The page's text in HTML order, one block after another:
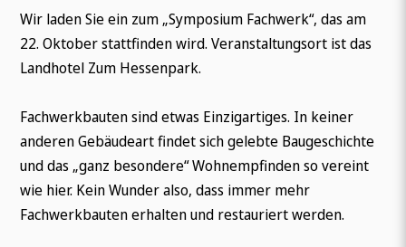
Wir laden Sie ein zum „Symposium Fachwerk“, das am
22. Oktober stattfinden wird. Veranstaltungsort ist das
Landhotel Zum Hessenpark.
Fachwerkbauten sind etwas Einzigartiges. In keiner
anderen Gebäudeart findet sich gelebte Baugeschichte
und das „ganz besondere“ Wohnempfinden so vereint
wie hier. Kein Wunder also, dass immer mehr
Fachwerkbauten erhalten und restauriert werden.